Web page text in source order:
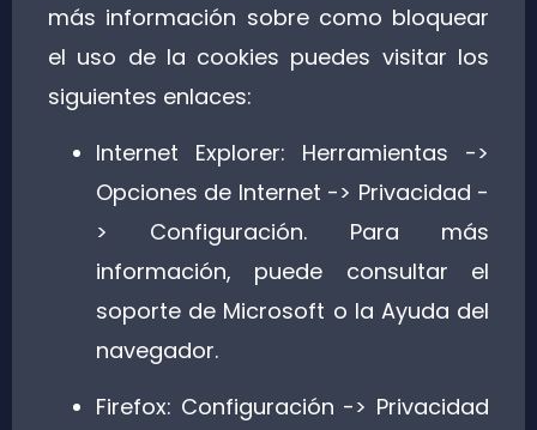
más información sobre como bloquear
el uso de la cookies puedes visitar los
siguientes enlaces:
Internet Explorer: Herramientas ->
Opciones de Internet -> Privacidad -
> Configuración. Para más
información, puede consultar el
soporte de Microsoft o la Ayuda del
navegador.
Firefox: Configuración -> Privacidad